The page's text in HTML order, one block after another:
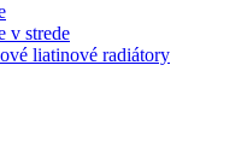
v strede
liatinové radiátory